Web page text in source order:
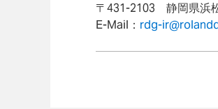
〒431-2103 静岡県浜
E-Mail： rdg-